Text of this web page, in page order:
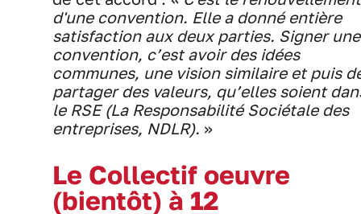
d'une convention. Elle a donné entière
satisfaction aux deux parties. Signer une
convention, c’est avoir des idées
communes, une vision similaire et puis
partager des valeurs, qu’elles soient
le RSE (La Responsabilité Sociétale des
entreprises, NDLR). »
Le Collectif oeuvre
(bientôt) à 12